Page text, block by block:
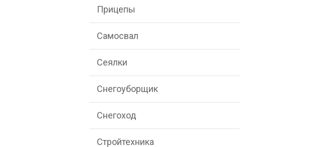
Прицепы
Самосвал
Сеялки
Снегоуборщик
Снегоход
Стройтехника